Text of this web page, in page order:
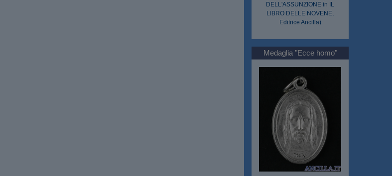
DELL'ASSUNZIONE in IL
LIBRO DELLE NOVENE,
Editrice Ancilla)
Medaglia "Ecce homo"